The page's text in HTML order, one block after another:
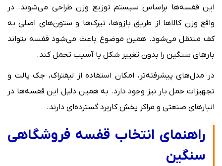
این قفسه‌ها براساس سیستم توزیع وزن طراحی می‌شوند. در
واقع وزن کالاها از طریق بازوها، تیرک‌ها و ستون‌های اصلی به
کف منتقل می‌شود. همین موضوع باعث می‌شود قفسه بتواند
بارهای سنگین را بدون تغییر شکل یا آسیب تحمل کند.
در مدل‌های پیشرفته‌تر، امکان استفاده از لیفتراک، جک پالت و
تجهیزات حمل بار نیز وجود دارد. به همین دلیل این قفسه‌ها در
انبارهای صنعتی و مراکز پخش کاربرد گسترده‌ای دارند.
راهنمای انتخاب قفسه فروشگاهی
سنگین